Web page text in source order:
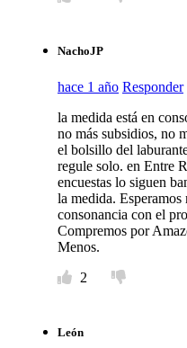
NachoJP
hace 1 año Responder
la medida está en
no más subsidios, no
el bolsillo del
regule solo. en Entre
encuestas lo siguen
la medida. Esperamos
consonancia con el
Compremos por
Menos.
2
León